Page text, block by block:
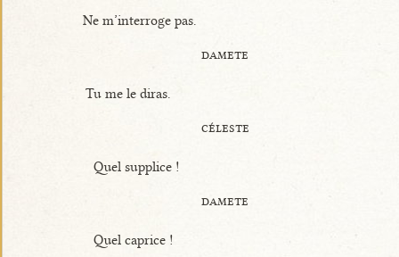
Ne m’interroge pas.
damete
Tu me le diras.
céleste
Quel supplice !
damete
Quel caprice !